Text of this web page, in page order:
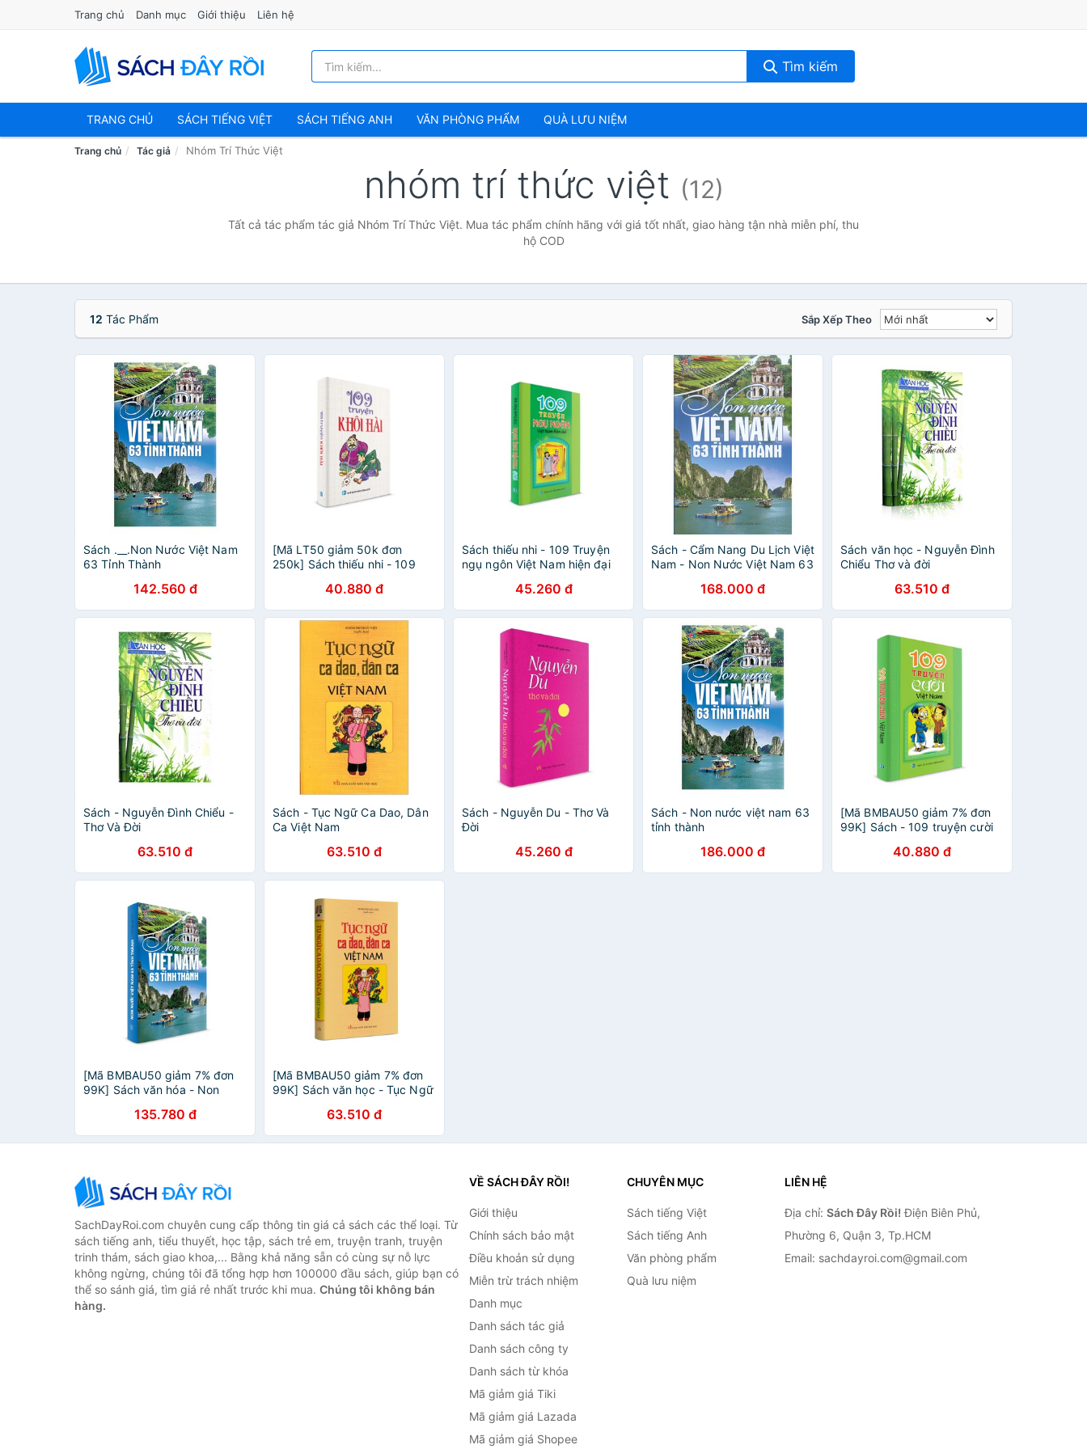
Trang chủ Danh mục Giới thiệu Liên hệ
Tìm kiếm
TRANG CHỦ SÁCH TIẾNG VIỆT SÁCH TIẾNG ANH VĂN PHÒNG PHẨM QUÀ LƯU NIỆM
Trang chủ Tác giả Nhóm Trí Thức Việt
nhóm trí thức việt (12)
Tất cả tác phẩm tác giả Nhóm Trí Thức Việt. Mua tác phẩm chính hãng với giá tốt nhất, giao hàng tận nhà miễn phí, thu
hộ COD
12 Tác Phẩm Sắp Xếp Theo
Sách .__.Non Nước Việt Nam
63 Tỉnh Thành
142.560 đ
[Mã LT50 giảm 50k đơn
250k] Sách thiếu nhi - 109
40.880 đ
Sách thiếu nhi - 109 Truyện
ngụ ngôn Việt Nam hiện đại
45.260 đ
Sách - Cẩm Nang Du Lịch Việt
Nam - Non Nước Việt Nam 63
168.000 đ
Sách văn học - Nguyễn Đình
Chiểu Thơ và đời
63.510 đ
Sách - Nguyễn Đình Chiểu -
Thơ Và Đời
63.510 đ
Sách - Tục Ngữ Ca Dao, Dân
Ca Việt Nam
63.510 đ
Sách - Nguyễn Du - Thơ Và
Đời
45.260 đ
Sách - Non nước việt nam 63
tỉnh thành
186.000 đ
[Mã BMBAU50 giảm 7% đơn
99K] Sách - 109 truyện cười
40.880 đ
[Mã BMBAU50 giảm 7% đơn
99K] Sách văn hóa - Non
135.780 đ
[Mã BMBAU50 giảm 7% đơn
99K] Sách văn học - Tục Ngữ
63.510 đ
SachDayRoi.com chuyên cung cấp thông tin giá cả sách các thể loại. Từ
sách tiếng anh, tiểu thuyết, học tập, sách trẻ em, truyện tranh, truyện
trinh thám, sách giao khoa,... Bằng khả năng sẵn có cùng sự nỗ lực
không ngừng, chúng tôi đã tổng hợp hơn 100000 đầu sách, giúp bạn có
thể so sánh giá, tìm giá rẻ nhất trước khi mua. Chúng tôi không bán
hàng.
VỀ SÁCH ĐÂY RỒI!
Giới thiệu
Chính sách bảo mật
Điều khoản sử dụng
Miễn trừ trách nhiệm
Danh mục
Danh sách tác giả
Danh sách công ty
Danh sách từ khóa
Mã giảm giá Tiki
Mã giảm giá Lazada
Mã giảm giá Shopee
CHUYÊN MỤC
Sách tiếng Việt
Sách tiếng Anh
Văn phòng phẩm
Quà lưu niệm
LIÊN HỆ
Địa chỉ: Sách Đây Rồi! Điện Biên Phủ,
Phường 6, Quận 3, Tp.HCM
Email: sachdayroi.com@gmail.com